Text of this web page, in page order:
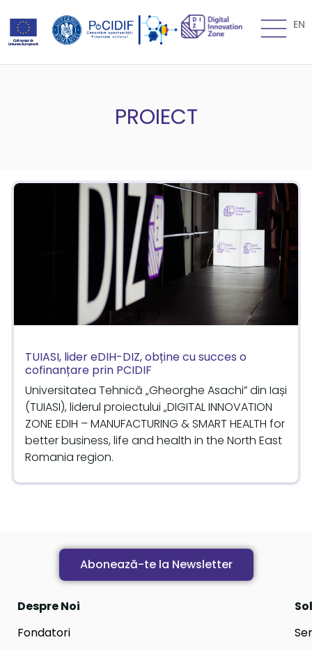
EN
PROIECT
TUIASI, lider eDIH-DIZ, obține cu succes o
cofinanțare prin PCIDIF
Universitatea Tehnică „Gheorghe Asachi” din Iași
(TUIASI), liderul proiectului „DIGITAL INNOVATION
ZONE EDIH – MANUFACTURING & SMART HEALTH for
better business, life and health in the North East
Romania region.
Abonează-te la Newsletter
Despre Noi
Fondatori